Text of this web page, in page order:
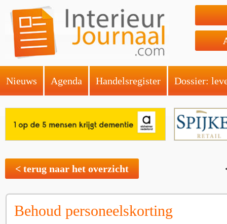
Nieuws Agenda Handelsregister Dossier:
< terug naar het overzicht
Behoud personeelskorting